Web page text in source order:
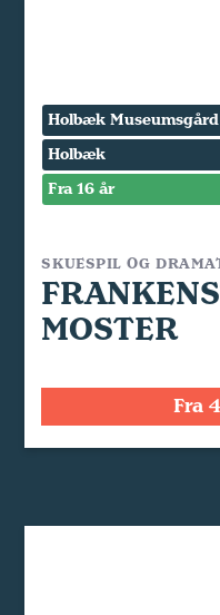
Holbæk Museumsgård
Holbæk
Fra 16 år
SKUESPIL OG
MOSTER
Fra